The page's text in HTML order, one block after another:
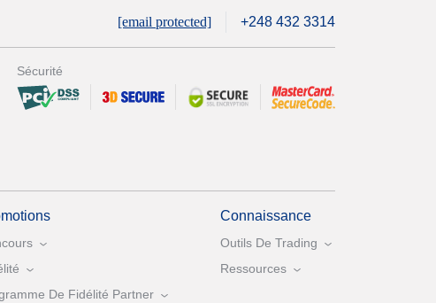
[email protected] +248 432 3314
Sécurité
De Fidélité Partner
Connaissance
Outils De Trading
Ressources